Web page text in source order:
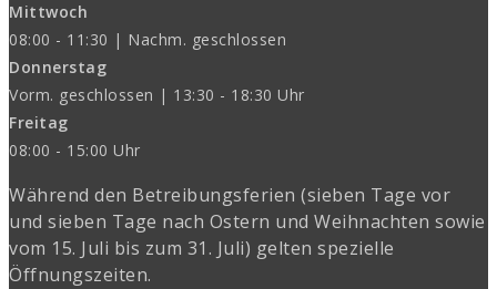
Mittwoch
08:00 - 11:30 | Nachm. geschlossen
Donnerstag
Vorm. geschlossen | 13:30 - 18:30 Uhr
Freitag
08:00 - 15:00 Uhr
Während den Betreibungsferien (sieben Tage vor
und sieben Tage nach Ostern und Weihnachten sowie
vom 15. Juli bis zum 31. Juli) gelten spezielle
Öffnungszeiten.